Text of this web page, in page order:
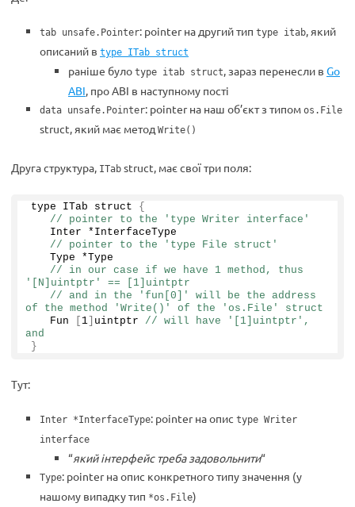
tab unsafe.Pointer: pointer на другий тип type itab, який
описаний в type ITab struct
раніше було type itab struct, зараз перенесли в Go
ABI, про ABI в наступному пості
data unsafe.Pointer: pointer на наш об’єкт з типом os.File
struct, який має метод Write()
Друга структура, ITab struct, має свої три поля:
type ITab struct {
// pointer to the 'type Writer interface'
   Inter *InterfaceType
// pointer to the 'type File struct'
   Type *Type
// in our case if we have 1 method, thus
'[N]uintptr' == [1]uintptr
// and in the 'fun[0]' will be the address
of the method 'Write()' of the 'os.File' struct
   Fun
1 uintptr // will have '[1]uintptr',
and
}
Тут:
Inter *InterfaceType: pointer на опис type Writer
interface
“який інтерфейс треба задовольнити“
Type: pointer на опис конкретного типу значення (у
нашому випадку тип *os.File)